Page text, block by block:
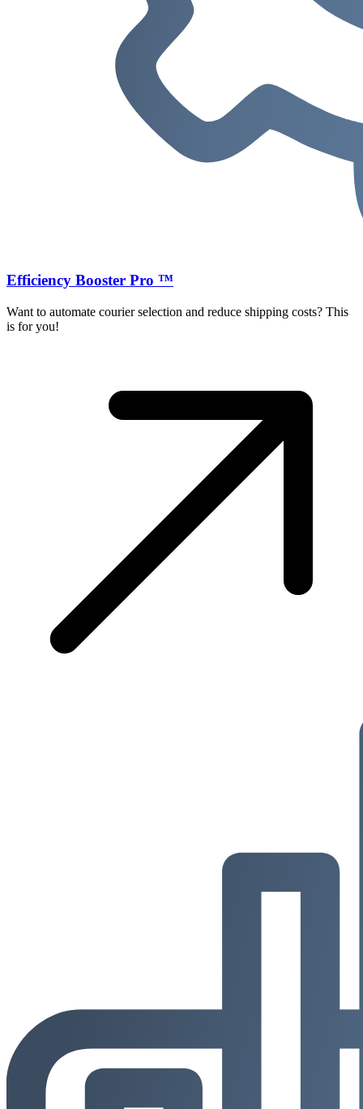
Efficiency Booster Pro ™
Want to automate courier selection and reduce shipping costs? This
is for you!